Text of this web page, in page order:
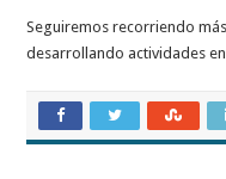
Seguiremos recorriendo
desarrollando actividades